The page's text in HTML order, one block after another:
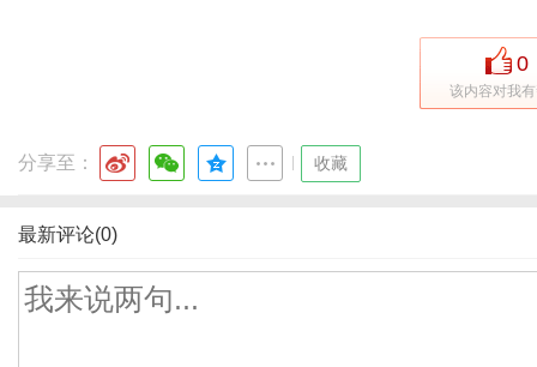
0
该内容对我
分享至： 收藏
最新评论(0)